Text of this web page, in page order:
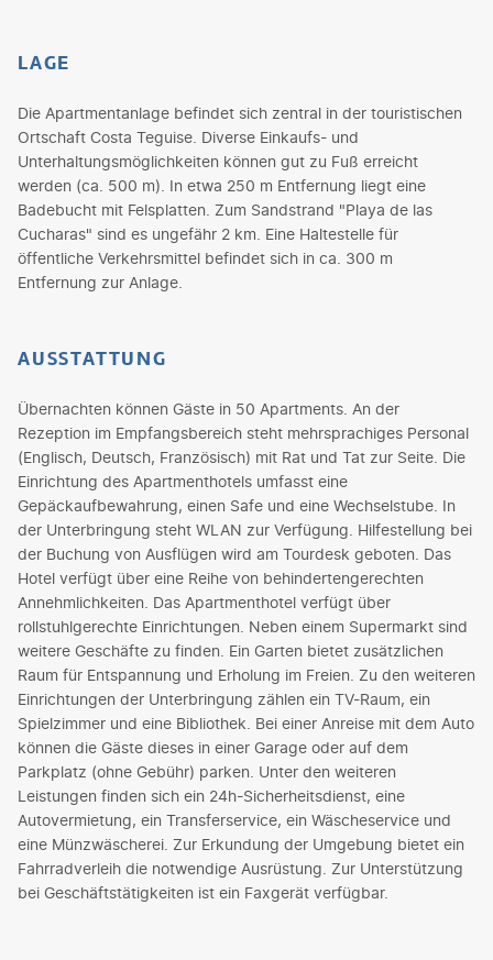
LAGE
Die Apartmentanlage befindet sich zentral in der touristischen
Ortschaft Costa Teguise. Diverse Einkaufs- und
Unterhaltungsmöglichkeiten können gut zu Fuß erreicht
werden (ca. 500 m). In etwa 250 m Entfernung liegt eine
Badebucht mit Felsplatten. Zum Sandstrand "Playa de las
Cucharas" sind es ungefähr 2 km. Eine Haltestelle für
öffentliche Verkehrsmittel befindet sich in ca. 300 m
Entfernung zur Anlage.
AUSSTATTUNG
Übernachten können Gäste in 50 Apartments. An der
Rezeption im Empfangsbereich steht mehrsprachiges Personal
(Englisch, Deutsch, Französisch) mit Rat und Tat zur Seite. Die
Einrichtung des Apartmenthotels umfasst eine
Gepäckaufbewahrung, einen Safe und eine Wechselstube. In
der Unterbringung steht WLAN zur Verfügung. Hilfestellung bei
der Buchung von Ausflügen wird am Tourdesk geboten. Das
Hotel verfügt über eine Reihe von behindertengerechten
Annehmlichkeiten. Das Apartmenthotel verfügt über
rollstuhlgerechte Einrichtungen. Neben einem Supermarkt sind
weitere Geschäfte zu finden. Ein Garten bietet zusätzlichen
Raum für Entspannung und Erholung im Freien. Zu den weiteren
Einrichtungen der Unterbringung zählen ein TV-Raum, ein
Spielzimmer und eine Bibliothek. Bei einer Anreise mit dem Auto
können die Gäste dieses in einer Garage oder auf dem
Parkplatz (ohne Gebühr) parken. Unter den weiteren
Leistungen finden sich ein 24h-Sicherheitsdienst, eine
Autovermietung, ein Transferservice, ein Wäscheservice und
eine Münzwäscherei. Zur Erkundung der Umgebung bietet ein
Fahrradverleih die notwendige Ausrüstung. Zur Unterstützung
bei Geschäftstätigkeiten ist ein Faxgerät verfügbar.